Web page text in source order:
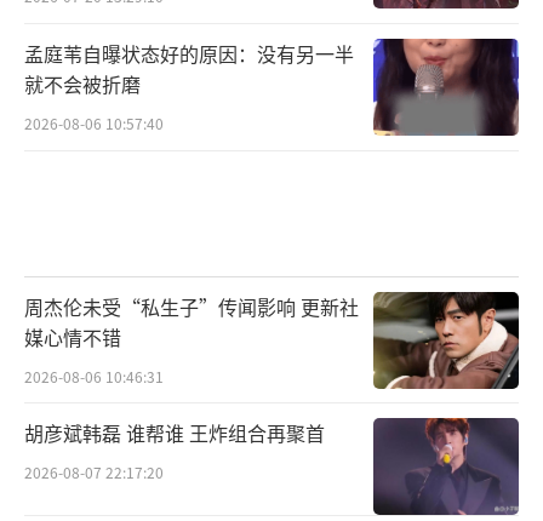
孟庭苇自曝状态好的原因：没有另一半
就不会被折磨
2026-08-06 10:57:40
周杰伦未受“私生子”传闻影响 更新社
媒心情不错
2026-08-06 10:46:31
胡彦斌韩磊 谁帮谁 王炸组合再聚首
2026-08-07 22:17:20